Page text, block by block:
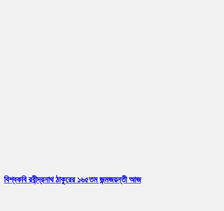
বিশ্বকবি রবীন্দ্রনাথ ঠাকুরের ১৬৫তম জন্মজয়ন্তী আজ